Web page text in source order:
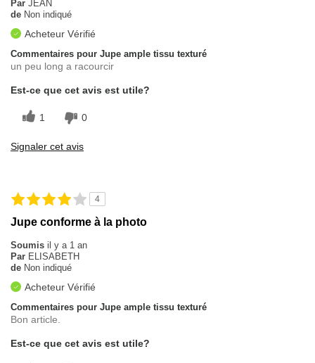
Par JEAN
de Non indiqué
Acheteur Vérifié
Commentaires pour Jupe ample tissu texturé
un peu long a racourcir
Est-ce que cet avis est utile?
1 0
Signaler cet avis
4
Jupe conforme à la photo
Soumis il y a 1 an
Par ELISABETH
de Non indiqué
Acheteur Vérifié
Commentaires pour Jupe ample tissu texturé
Bon article.
Est-ce que cet avis est utile?